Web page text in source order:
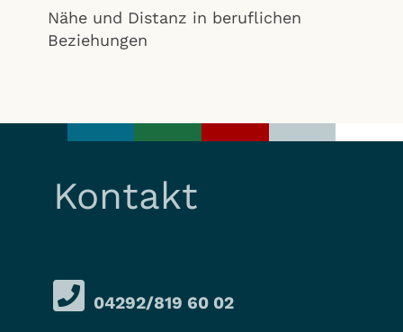
Nähe und Distanz in beruflichen
Beziehungen
Kontakt
04292/819 60 02